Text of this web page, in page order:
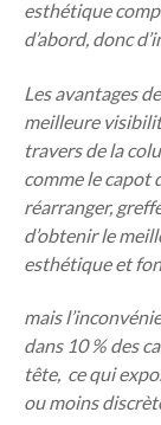
esthétique
d’abord, donc
Lesavantages
meilleure
travers de la
comme le capot
réarranger,
d’obtenir le
esthétique et
mais
dans 10 % des
tête, ce qui
ou moins